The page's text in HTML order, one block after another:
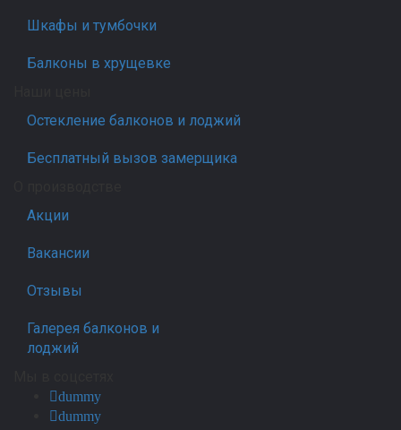
Шкафы и тумбочки
Балконы в хрущевке
Остекление балконов и лоджий
Бесплатный вызов замерщика
Акции
Вакансии
Отзывы
Галерея балконов и
лоджий
dummy
dummy